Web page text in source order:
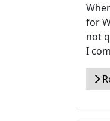
for
not
I